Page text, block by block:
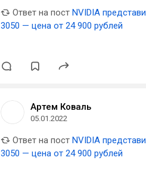
Ответ на пост NVIDIA
3050 — цена от 24 900 рублей
Артем Коваль
05.01.2022
Ответ на пост NVIDIA
3050 — цена от 24 900 рублей